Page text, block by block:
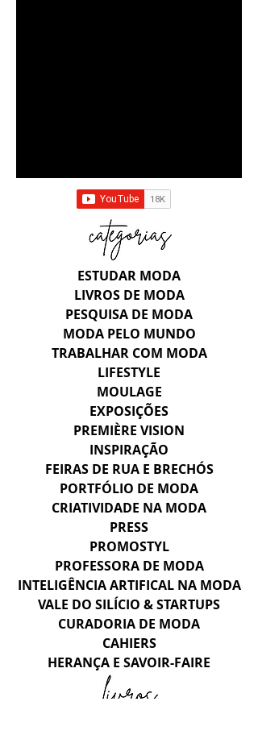
ESTUDAR MODA
LIVROS DE MODA
PESQUISA DE MODA
MODA PELO MUNDO
TRABALHAR COM MODA
LIFESTYLE
MOULAGE
EXPOSIÇÕES
PREMIÈRE VISION
INSPIRAÇÃO
FEIRAS DE RUA E BRECHÓS
PORTFÓLIO DE MODA
CRIATIVIDADE NA MODA
PRESS
PROMOSTYL
PROFESSORA DE MODA
INTELIGÊNCIA ARTIFICAL NA MODA
VALE DO SILÍCIO & STARTUPS
CURADORIA DE MODA
CAHIERS
HERANÇA E SAVOIR-FAIRE